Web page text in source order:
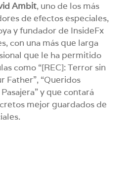
Ambit, uno de los más
de efectos especiales,
y fundador de InsideFx
con una más que larga
que le ha permitido
como “[REC]: Terror sin
Father”, “Queridos
y que contará
mejor guardados de